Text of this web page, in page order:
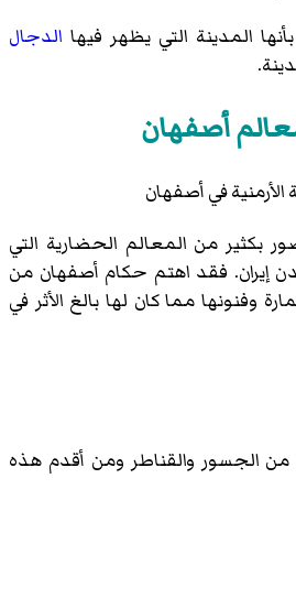
المدينة التي يظهر فيها الدجال
أصفهان
الأرمنية في أصفهان
بكثير من المعالم الحضارية التي
إيران. فقد اهتم حكام أصفهان من
وفنونها مما كان لها بالغ الأثر في
من الجسور والقناطر ومن أقدم هذه